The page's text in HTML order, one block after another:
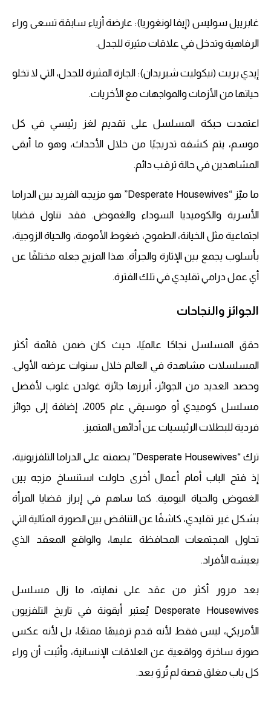
غابرييل سوليس (إيفا لونغوريا): عارضة أزياء سابقة تسعى وراء
الرفاهية وتدخل في علاقات مثيرة للجدل.
إيدي بريت (نيكوليت شيريدان): الجارة المثيرة للجدل، التي لا تخلو
حياتها من الأزمات والمواجهات مع الأخريات.
اعتمدت حبكة المسلسل على تقديم لغز رئيسي في كل
موسم، يتم كشفه تدريجيًا من خلال الأحداث، وهو ما أبقى
المشاهدين في حالة ترقب دائم.
ما ميّز “Desperate Housewives” هو مزيجه الفريد بين الدراما
الأسرية والكوميديا السوداء والغموض. فقد تناول قضايا
اجتماعية مثل الخيانة، الطموح، ضغوط الأمومة، والحياة الزوجية،
بأسلوب يجمع بين الإثارة والجرأة. هذا المزيج جعله مختلفًا عن
أي عمل درامي تقليدي في تلك الفترة.
الجوائز والنجاحات
حقق المسلسل نجاحًا عالميًا، حيث كان ضمن قائمة أكثر
المسلسلات مشاهدة في العالم خلال سنوات عرضه الأولى.
وحصد العديد من الجوائز، أبرزها جائزة غولدن غلوب لأفضل
مسلسل كوميدي أو موسيقي عام 2005، إضافة إلى جوائز
فردية للبطلات الرئيسيات عن أدائهن المتميز.
ترك “Desperate Housewives” بصمته على الدراما التلفزيونية،
إذ فتح الباب أمام أعمال أخرى حاولت استنساخ مزجه بين
الغموض والحياة اليومية. كما ساهم في إبراز قضايا المرأة
بشكل غير تقليدي، كاشفًا عن التناقض بين الصورة المثالية التي
تحاول المجتمعات المحافظة عليها، والواقع المعقد الذي
يعيشه الأفراد.
بعد مرور أكثر من عقد على نهايته، ما زال مسلسل
Desperate Housewives يُعتبر أيقونة في تاريخ التلفزيون
الأمريكي، ليس فقط لأنه قدم ترفيهًا ممتعًا، بل لأنه عكس
صورة ساخرة وواقعية عن العلاقات الإنسانية، وأثبت أن وراء
كل باب مغلق قصة لم تُروَ بعد.